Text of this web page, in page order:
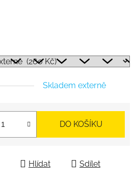
Skladem externě
DO KOŠÍKU
Hlídat Sdílet